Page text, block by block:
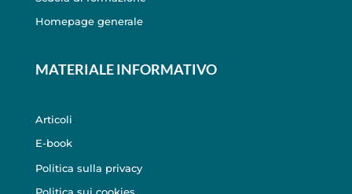
Homepage generale
MATERIALE INFORMATIVO
Articoli
E-book
Politica sulla privacy
Politica sui cookies